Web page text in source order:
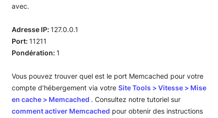
avec.
Adresse IP: 127.0.0.1
Port: 11211
Pondération: 1
Vous pouvez trouver quel est le port Memcached pour votre
compte d’hébergement via votre Site Tools > Vitesse > Mise
en cache > Memcached . Consultez notre tutoriel sur
comment activer Memcached pour obtenir des instructions